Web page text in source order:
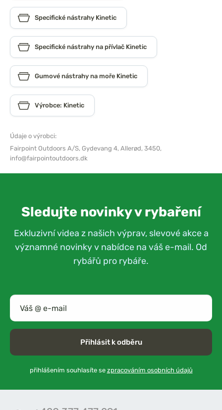
Specifické nástrahy Kinetic
Specifické nástrahy na přívlač Kinetic
Gumové nástrahy na moře Kinetic
Výrobce: Kinetic
Údaje o výrobci:
Fairpoint Outdoors A/S, Gydevang 4, Allerød, 3450,
info@fairpointoutdoors.dk
Sledujte novinky v rybaření
Exkluzivní videa z našich výprav, slevové akce a
významné novinky v nabídce na váš e-mail. Od
rybářů pro rybáře.
Přihlásit k odběru
přihlášením souhlasíte se zpracováním osobních údajů